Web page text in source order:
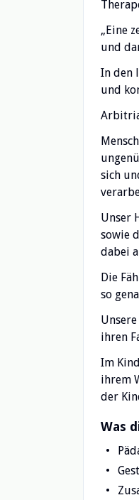
„Eine
und
In den
und
sich
Unser
sowie
dabei
Die
so
ihren
Im
ihrem
der
Was